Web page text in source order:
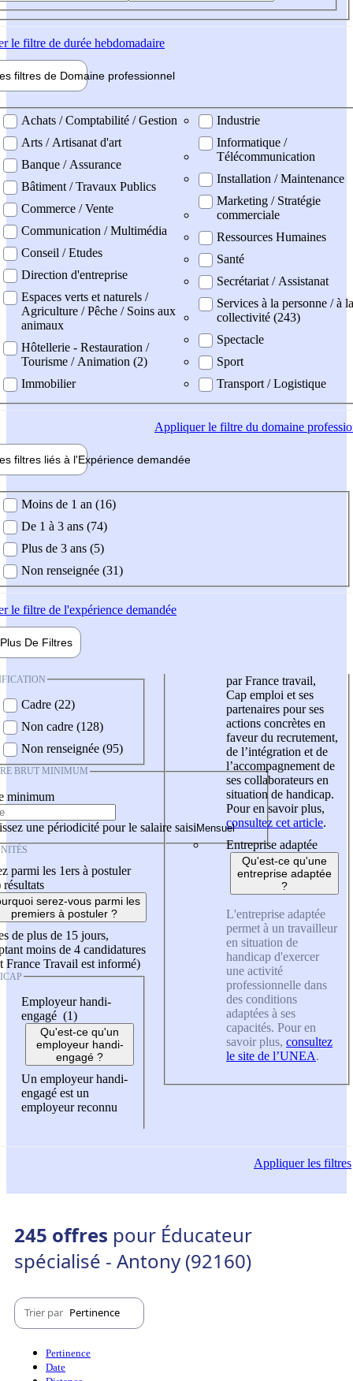
le filtre de durée hebdomadaire
filtres de Domaine professionnel
professionel
Achats / Comptabilité / Gestion
Arts / Artisanat d'art
Banque / Assurance
Bâtiment / Travaux Publics
Commerce / Vente
Communication / Multimédia
Conseil / Etudes
Direction d'entreprise
Espaces verts et naturels /
Agriculture / Pêche / Soins aux
animaux
Hôtellerie - Restauration /
Tourisme / Animation (2)
Immobilier
Industrie
Informatique /
Télécommunication
Installation / Maintenance
Marketing / Stratégie
commerciale
Ressources Humaines
Santé
Secrétariat / Assistanat
Services à la personne / à la
collectivité (243)
Spectacle
Sport
Transport / Logistique
Appliquerle filtre du domaine
filtres liés à l'Expérience demandée
demandée
Moins de 1 an (16)
De 1 à 3 ans (74)
Plus de 3 ans (5)
Non renseignée (31)
le filtre de l'expérience demandée
Plus De Filtres
Cadre (22)
Non cadre (128)
Non renseignée (95)
BRUT MINIMUM
minimum
une périodicité pour le salaire saisi
parmi les 1ers à postuler
résultats
serez-vous parmi les
premiers à postuler ?
de plus de 15 jours,
moins de 4 candidatures
France Travail est informé)
Employeur handi-
engagé (1)
Qu'est-ce qu'un
employeur handi-
engagé ?
Un employeur handi-
engagé est un
employeur reconnu
par France travail,
Cap emploi et ses
partenaires pour ses
actions concrètes en
faveur du recrutement,
de l’intégration et de
l’accompagnement de
ses collaborateurs en
situation de handicap.
Pour en savoir plus,
consultez cet article.
Entreprise adaptée
Qu'est-ce qu'une
entreprise adaptée
?
L'entreprise adaptée
permet à un travailleur
en situation de
handicap d'exercer
une activité
professionnelle dans
des conditions
adaptées à ses
capacités. Pour en
savoir plus, consultez
le site de l’UNEA.
Appliquerles filtres
245 offres pour Éducateur
spécialisé - Antony (92160)
Trier par Pertinence
Pertinence
Date